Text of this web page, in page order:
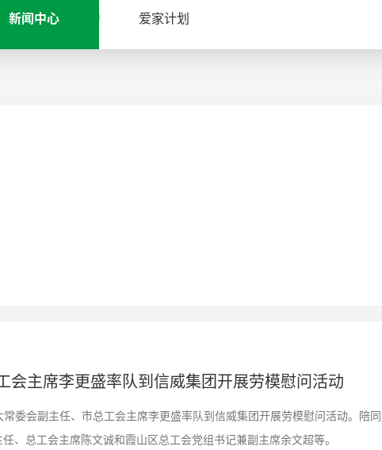
新闻中心 爱家计划
会主席李更盛率队到信威集团开展劳模慰问活动
委会副主任、市总工会主席李更盛率队到信威集团开展劳模慰问活动。陪
、总工会主席陈文诚和霞山区总工会党组书记兼副主席余文超等。